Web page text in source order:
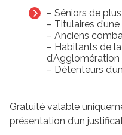
– Séniors de
– Titulaires
– Anciens
– Habitants de
– Détenteurs
Gratuité valable
présentation d’un